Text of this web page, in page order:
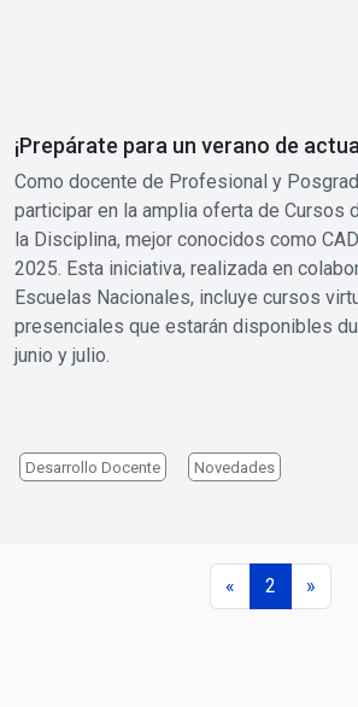
¡Prepárate para un verano de
Como docente de Profesional y
participar en la amplia oferta de Cursos
la Disciplina, mejor conocidos como
2025. Esta iniciativa, realizada en
Escuelas Nacionales, incluye cursos
presenciales que estarán disponibles
junio y julio.
Desarrollo Docente Novedades
Página anterior
« 2 »